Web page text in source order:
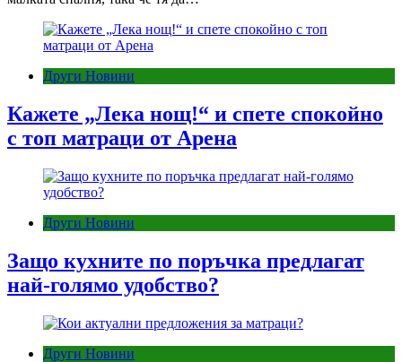
Други Новини
Кажете „Лека нощ!“ и спете спокойно
с топ матраци от Арена
Други Новини
Защо кухните по поръчка предлагат
най-голямо удобство?
Други Новини